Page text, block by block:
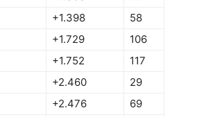
+1.398
58
+1.729
106
+1.752
117
+2.460
29
+2.476
69